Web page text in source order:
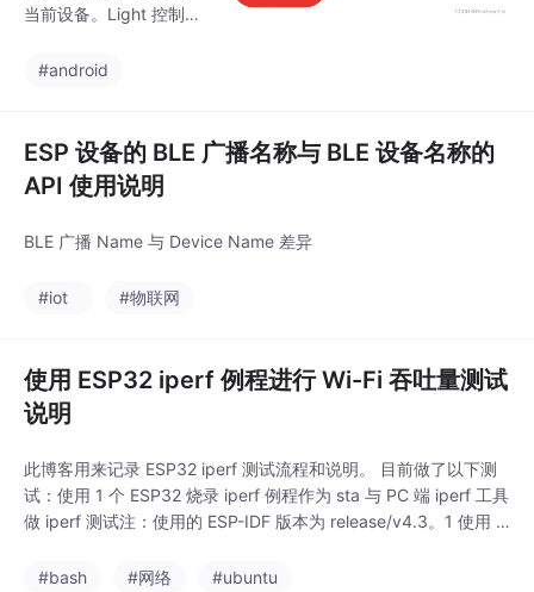
当前设备。Light 控制
#android
ESP 设备的 BLE 广播名称与 BLE 设备名称的
API 使用说明
BLE 广播 Name 与 Device Name 差异
#iot #物联网
使用 ESP32 iperf 例程进行 Wi-Fi 吞吐量测试
说明
此博客用来记录 ESP32 iperf 测试流程和说明。 目前做了以下测
试：使用 1 个 ESP32 烧录 iperf 例程作为 sta 与 PC 端 iperf 工具
做 iperf 测试注：使用的 ESP-IDF 版本为 release/v4.3。1 使用 1
试使用一个 ESP32 烧录 ipe
#bash #网络 #ubuntu